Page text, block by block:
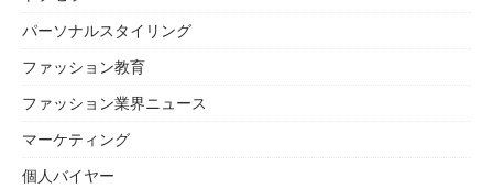
パーソナルスタイリング
ファッション教育
ファッション業界ニュース
マーケティング
個人バイヤー